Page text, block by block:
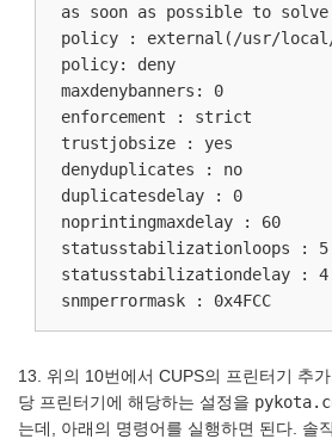
as soon as possible to solve
policy : external(/usr/local/
policy: deny
maxdenybanners: 0
enforcement : strict
trustjobsize : yes
denyduplicates : no
duplicatesdelay : 0
noprintingmaxdelay : 60
statusstabilizationloops : 5
statusstabilizationdelay :
snmperrormask : 0x4FCC
13. 위의 10번에서 CUPS의 프린터기 추
당 프린터기에 해당하는 설정을
는데, 아래의 명령어를 실행하면 된다. 솔